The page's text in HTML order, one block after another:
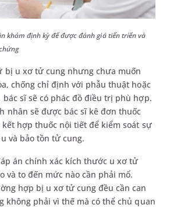
khám định kỳ để được đánh giá tiến triển và
bị u xơ tử cung nhưng chưa muốn
chống chỉ định với phẫu thuật hoặc
bác sĩ sẽ có phác đồ điều trị phù hợp.
nhân sẽ được bác sĩ kê đơn thuốc
hợp thuốc nội tiết để kiểm soát sự
và bảo tồn tử cung.
án chính xác kích thước u xơ tử
và to đến mức nào cần phải mổ.
hợp bị u xơ tử cung đều cần can
không phải vì thế mà có thể chủ quan